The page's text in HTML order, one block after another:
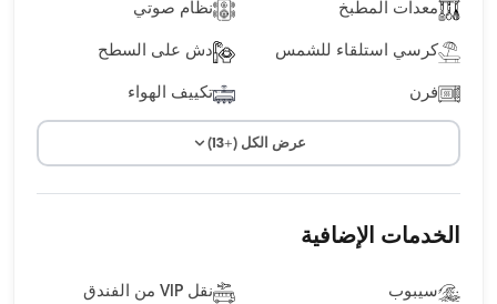
معدات المطبخ نظام صوتي
كرسي استلقاء للشمس دش على السطح
فرن تكييف الهواء
عرض الكل (+13)
الخدمات الإضافية
سيبوب نقل VIP من الفندق